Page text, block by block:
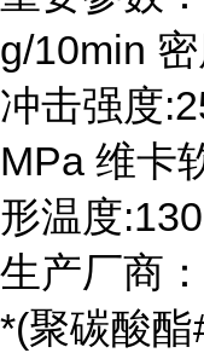
g/10min
冲击强度
MPa 维卡
形温度
生产厂商
*(聚碳酸